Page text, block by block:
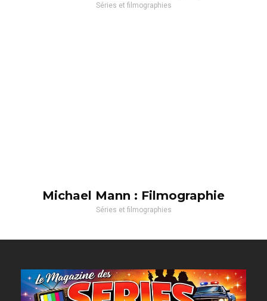
Séries et filmographies
Michael Mann : Filmographie
Séries et filmographies